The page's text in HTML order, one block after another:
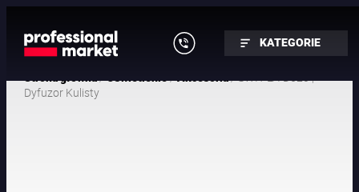
KATEGORIE
/ /
/ SWIT LA-D620 |
Dyfuzor Kulisty